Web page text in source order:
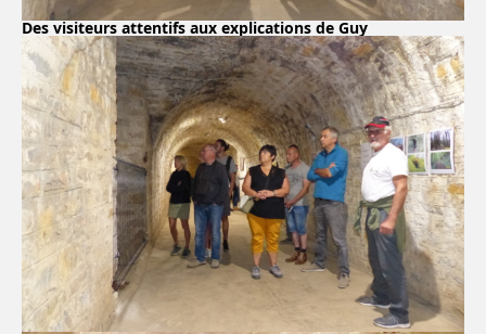
Des visiteurs attentifs aux explications de Guy